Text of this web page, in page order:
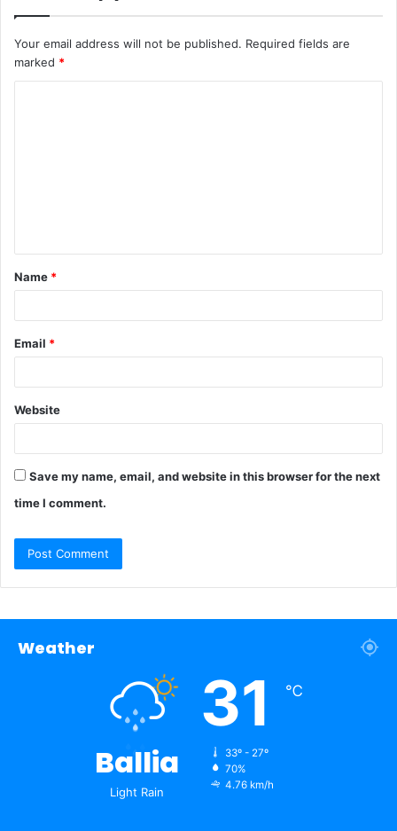
Your email address will not be published. Required fields are
marked *
t
*
Name *
Email *
Website
Save my name, email, and website in this browser for the next
time I comment.
Weather
Ballia
Light Rain
31 ℃
33º - 27º
70%
4.76 km/h